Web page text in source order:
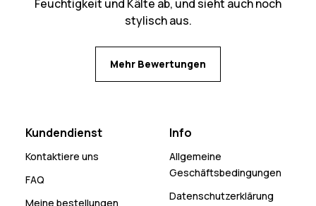
Feuchtigkeit und Kälte ab, und sieht auch noch
stylisch aus.
Mehr Bewertungen
Kundendienst
Kontaktiere uns
FAQ
Meine bestellungen
Info
Allgemeine
Geschäftsbedingungen
Datenschutzerklärung